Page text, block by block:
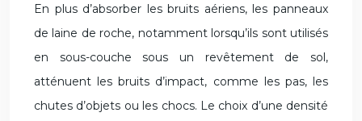
En plus d’absorber les bruits aériens, les panneaux
de laine de roche, notamment lorsqu’ils sont utilisés
en sous-couche sous un revêtement de sol,
atténuent les bruits d’impact, comme les pas, les
chutes d’objets ou les chocs. Le choix d’une densité